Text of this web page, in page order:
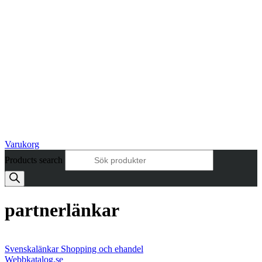
Varukorg
Products search
partnerlänkar
Svenskalänkar Shopping och ehandel
Webbkatalog.se